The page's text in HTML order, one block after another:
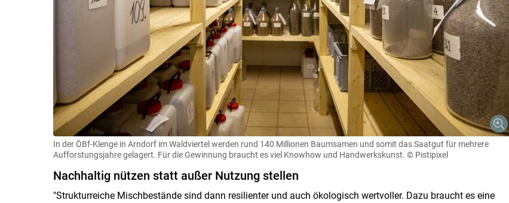
In der ÖBf-Klenge in Arndorf im Waldviertel werden rund 140 Millionen Baumsamen und somit das Saatgut für mehrere
Aufforstungsjahre gelagert. Für die Gewinnung braucht es viel Knowhow und Handwerkskunst. © Pistipixel
Nachhaltig nützen statt außer Nutzung stellen
"Strukturreiche Mischbestände sind dann resilienter und auch ökologisch wertvoller. Dazu braucht es eine